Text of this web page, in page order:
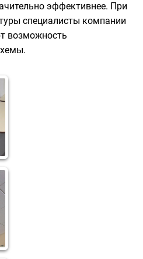
эффективнее. При
специалисты компании
возможность